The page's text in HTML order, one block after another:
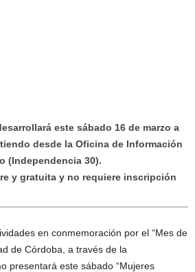
este sábado 16 de marzo a
desde la Oficina de Información
(Independencia 30).
y gratuita y no requiere inscripción
en conmemoración por el “Mes de
de Córdoba, a través de la
presentará este sábado “Mujeres